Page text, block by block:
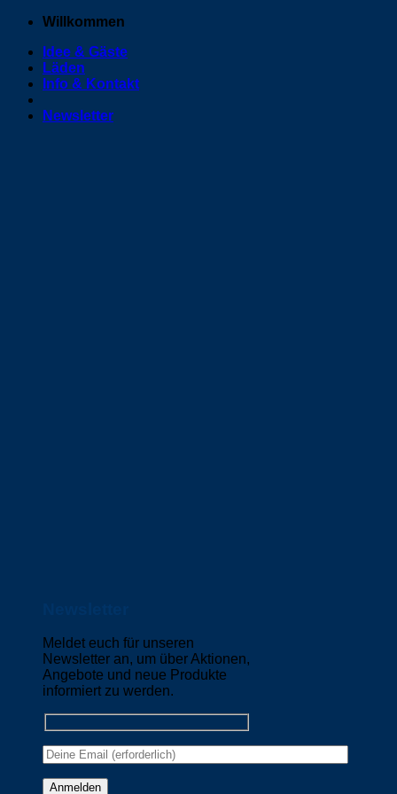
Zum
springen
Willkommen
Idee & Gäste
Läden
Info & Kontakt
Newsletter
Meldet euch für unseren
Newsletter an, um über Aktionen,
Angebote und neue Produkte
informiert zu werden.
Please leave this field empty.